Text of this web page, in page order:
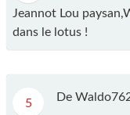
Jeannot Lou
dans le lotus !
5 De